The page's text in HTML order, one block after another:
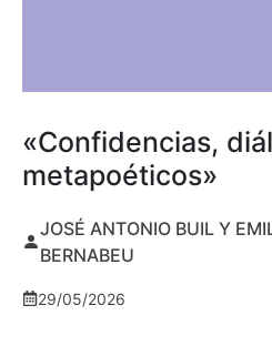
«Confidencias,
metapoéticos»
JOSÉ ANTONIO BUIL Y
BERNABEU
29/05/2026